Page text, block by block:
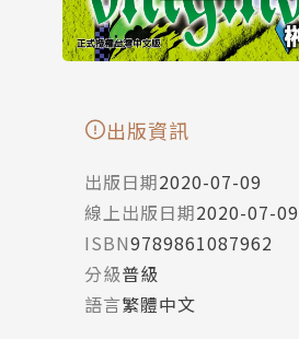
出版資訊
出版日期2020-07-09
線上出版日期2020-07-09
ISBN9789861087962
分級普級
語言繁體中文